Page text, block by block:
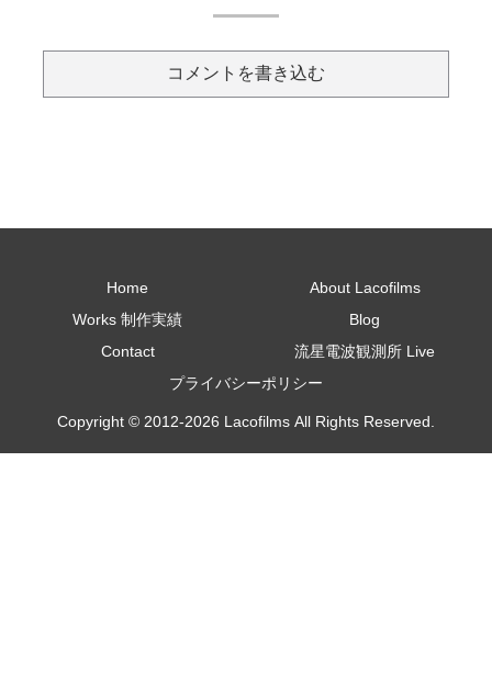
コメントを書き込む
Home
About Lacofilms
Works 制作実績
Blog
Contact
流星電波観測所 Live
プライバシーポリシー
Copyright © 2012-2026 Lacofilms All Rights Reserved.